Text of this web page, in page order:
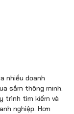
nhiều doanh
sắm thông minh.
trình tìm kiếm và
nghiệp. Hơn